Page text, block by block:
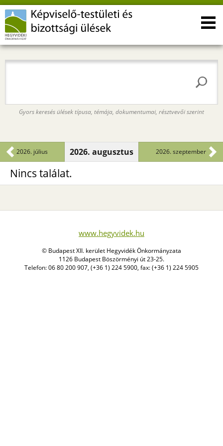
Gyors keresés ülések típusa, témája, dokumentumai, résztvevői szerint
2026. július 2026. augusztus 2026. szeptember
Nincs találat.
www.hegyvidek.hu
© Budapest XII. kerület Hegyvidék Önkormányzata
1126 Budapest Böszörményi út 23-25.
Telefon: 06 80 200 907, (+36 1) 224 5900, fax: (+36 1) 224 5905